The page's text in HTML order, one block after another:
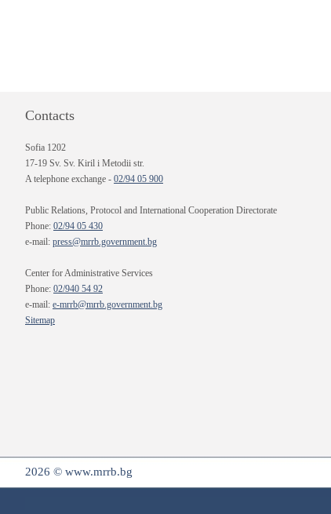
Contacts
Sofia 1202
17-19 Sv. Sv. Kiril i Metodii str.
A telephone exchange - 02/94 05 900
Public Relations, Protocol and International Cooperation Directorate
Phone: 02/94 05 430
e-mail: press@mrrb.government.bg
Center for Administrative Services
Phone: 02/940 54 92
e-mail: e-mrrb@mrrb.government.bg
Sitemap
2026 © www.mrrb.bg